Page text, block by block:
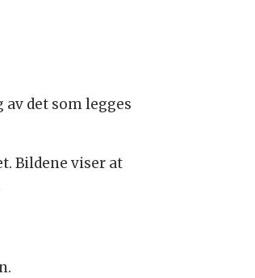
det som legges
Bildene viser at